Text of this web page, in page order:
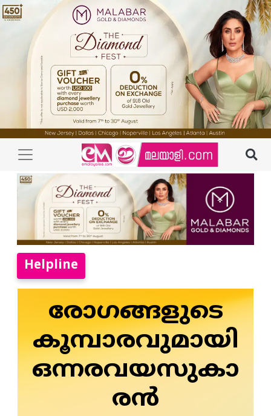
Helpline
രോഗങ്ങളുടെ
കൂമ്പാരവുമായി
ഒന്നരവയസുകാ
രന്‍